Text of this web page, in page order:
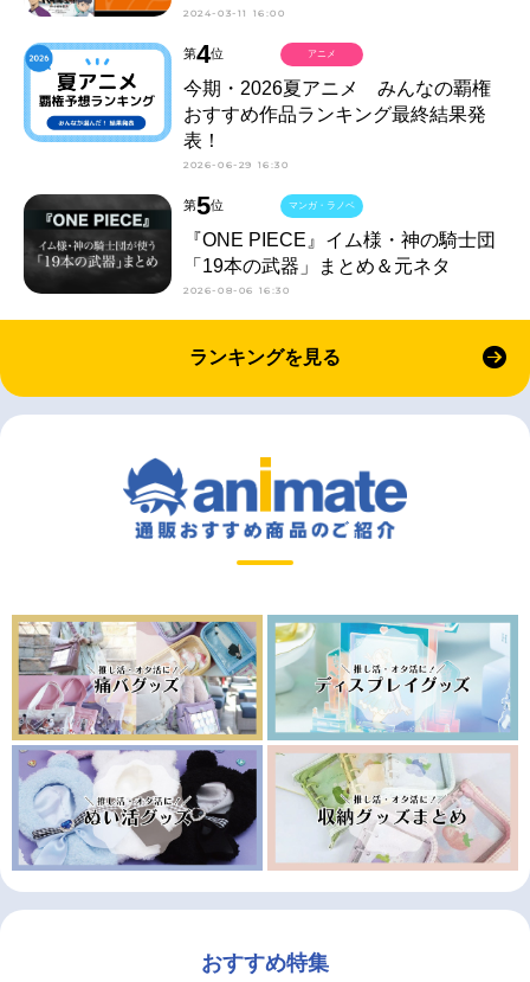
2024-03-11 16:00
第4位
今期・2026夏アニメ みんなの覇権
おすすめ作品ランキング最終結果発
表！
2026-06-29 16:30
アニメ
第5位
『ONE PIECE』イム様・神の騎士団
「19本の武器」まとめ＆元ネタ
2026-08-06 16:30
マンガ・ラノベ
ランキングを見る
おすすめ特集